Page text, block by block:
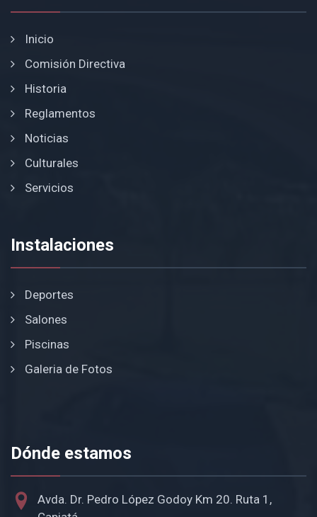
Inicio
Comisión Directiva
Historia
Reglamentos
Noticias
Culturales
Servicios
Instalaciones
Deportes
Salones
Piscinas
Galeria de Fotos
Dónde estamos
Avda. Dr. Pedro López Godoy Km 20. Ruta 1,